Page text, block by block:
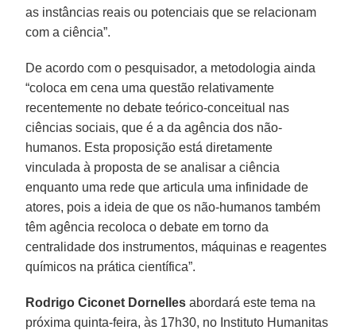
as instâncias reais ou potenciais que se relacionam
com a ciência”.
De acordo com o pesquisador, a metodologia ainda
“coloca em cena uma questão relativamente
recentemente no debate teórico-conceitual nas
ciências sociais, que é a da agência dos não-
humanos. Esta proposição está diretamente
vinculada à proposta de se analisar a ciência
enquanto uma rede que articula uma infinidade de
atores, pois a ideia de que os não-humanos também
têm agência recoloca o debate em torno da
centralidade dos instrumentos, máquinas e reagentes
químicos na prática científica”.
Rodrigo Ciconet Dornelles abordará este tema na
próxima quinta-feira, às 17h30, no Instituto Humanitas